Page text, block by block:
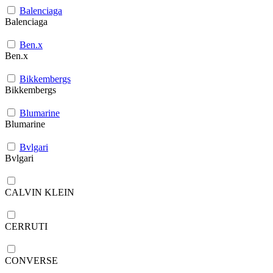
Balenciaga
Balenciaga
Ben.x
Ben.x
Bikkembergs
Bikkembergs
Blumarine
Blumarine
Bvlgari
Bvlgari
CALVIN KLEIN
CERRUTI
CONVERSE